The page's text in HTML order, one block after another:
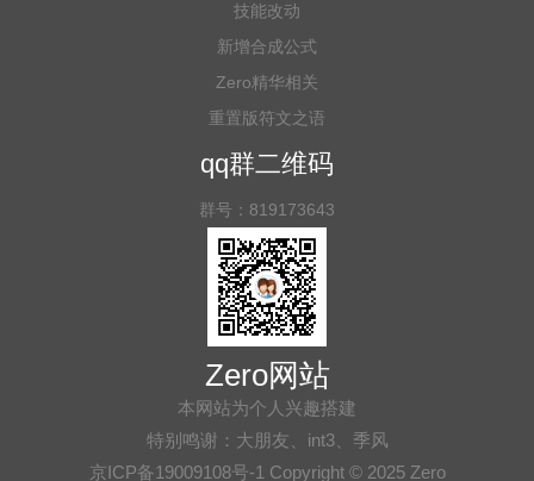
技能改动
新增合成公式
Zero精华相关
重置版符文之语
qq群二维码
群号：819173643
Zero网站
本网站为个人兴趣搭建
特别鸣谢：大朋友、int3、季风
京ICP备19009108号-1 Copyright © 2025 Zero